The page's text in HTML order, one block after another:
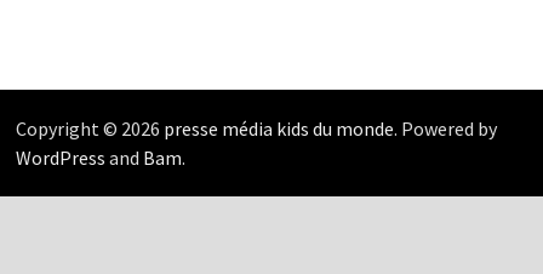
Copyright © 2026 presse média kids du monde. Powered by
WordPress and Bam.